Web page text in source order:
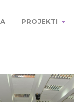
PROJEKTI